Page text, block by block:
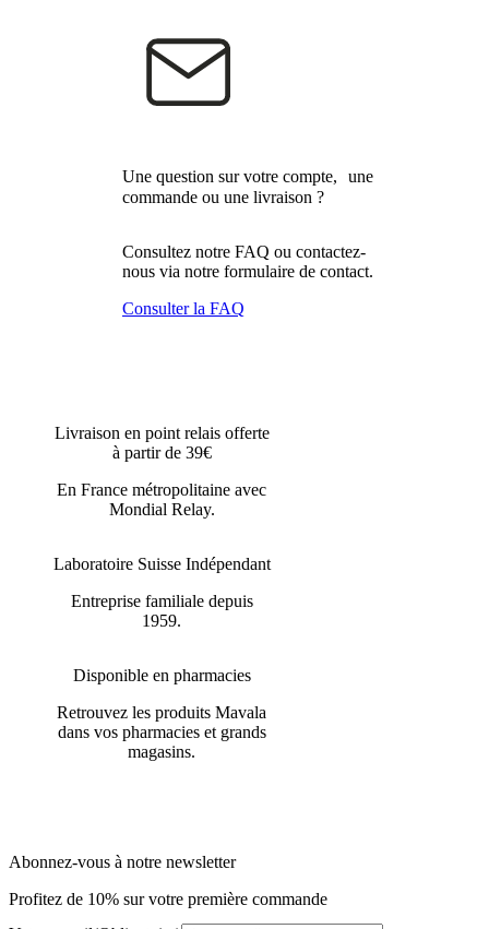
Une question sur votre compte, une
commande ou une livraison ?
Consultez notre FAQ ou contactez-
nous via notre formulaire de contact.
Consulter la FAQ
Livraison en point relais offerte
à partir de 39€
En France métropolitaine avec
Mondial Relay.
Laboratoire Suisse Indépendant
Entreprise familiale depuis
1959.
Disponible en pharmacies
Retrouvez les produits Mavala
dans vos pharmacies et grands
magasins.
Abonnez-vous à notre newsletter
Profitez de 10% sur votre première commande